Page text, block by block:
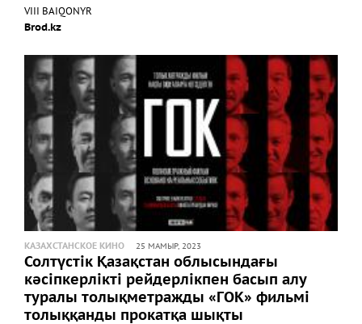
VIII BAIQONYR
Brod.kz
КАЗАХСТАНСКОЕ КИНО 25 МАМЫР, 2023
Солтүстік Қазақстан облысындағы
кәсіпкерлікті рейдерлікпен басып алу
туралы толықметражды «ГОК» фильмі
толыққанды прокатқа шықты